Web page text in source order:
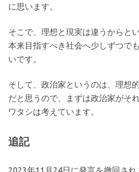
に思います。
そこで、理想と現実は違うからと
本来目指すべき社会へ少しずつで
いです。
そして、政治家というのは、理想
だと思うので、まずは政治家がそ
ワタシは考えています。
追記